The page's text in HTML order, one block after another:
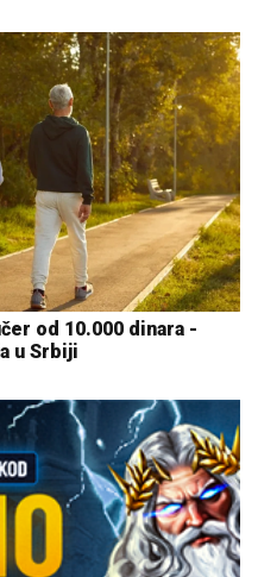
od 10.000 dinara -
u Srbiji